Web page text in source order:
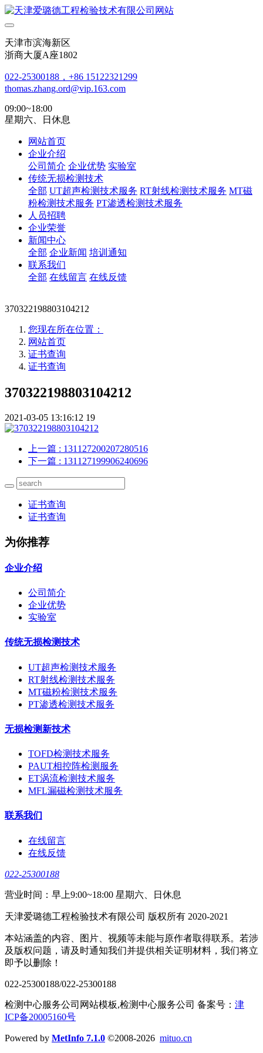
天津市滨海新区
浙商大厦A座1802
022-25300188，+86 15122321299
thomas.zhang.ord@vip.163.com
09:00~18:00
星期六、日休息
网站首页
企业介绍
公司简介 企业优势 实验室
传统无损检测技术
全部 UT超声检测技术服务 RT射线检测技术服务 MT磁
粉检测技术服务 PT渗透检测技术服务
人员招聘
企业荣誉
新闻中心
全部 企业新闻 培训通知
联系我们
全部 在线留言 在线反馈
370322198803104212
您现在所在位置：
网站首页
证书查询
证书查询
370322198803104212
2021-03-05 13:16:12 19
上一篇 : 131127200207280516
下一篇 : 131127199906240696
证书查询
证书查询
为你推荐
企业介绍
公司简介
企业优势
实验室
传统无损检测技术
UT超声检测技术服务
RT射线检测技术服务
MT磁粉检测技术服务
PT渗透检测技术服务
无损检测新技术
TOFD检测技术服务
PAUT相控阵检测服务
ET涡流检测技术服务
MFL漏磁检测技术服务
联系我们
在线留言
在线反馈
022-25300188
营业时间：早上9:00~18:00 星期六、日休息
天津爱璐德工程检验技术有限公司 版权所有 2020-2021
本站涵盖的内容、图片、视频等未能与原作者取得联系。若涉
及版权问题，请及时通知我们并提供相关证明材料，我们将立
即予以删除！
022-25300188/022-25300188
检测中心服务公司网站模板,检测中心服务公司 备案号： 津
ICP备20005160号
Powered by MetInfo 7.1.0 ©2008-2026 mituo.cn